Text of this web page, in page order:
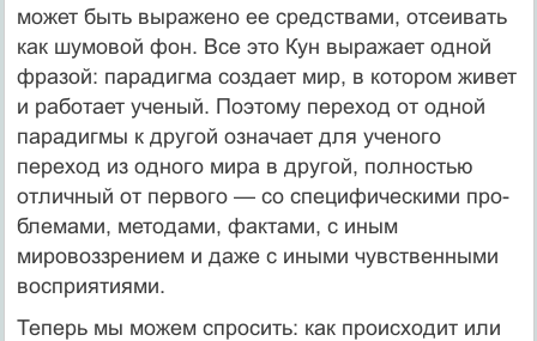
может быть выражено ее сред­ствами, отсеивать
как шумовой фон. Все это Кун выражает одной
фразой: парадигма создает мир, в котором живет
и работает ученый. Поэтому пере­ход от одной
парадигмы к другой означает для ученого
переход из одного мира в другой, полностью
отличный от первого — со специфическими про­
блемами, методами, фактами, с иным
мировоззрением и даже с иными чув­ственными
восприятиями.
Теперь мы можем спросить: как происходит или